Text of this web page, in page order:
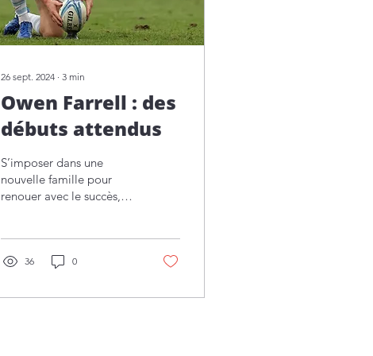
26 sept. 2024 ∙ 3 min
Owen Farrell : des
débuts attendus
S’imposer dans une
nouvelle famille pour
renouer avec le succès,
36 0